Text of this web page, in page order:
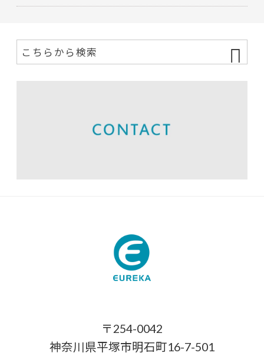
〒254-0042
神奈川県平塚市明石町16-7-501